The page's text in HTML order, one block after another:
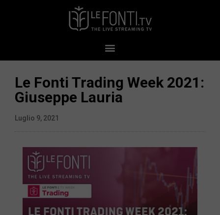
Le Fonti Trading Week 2021:
Giuseppe Lauria
Luglio 9, 2021